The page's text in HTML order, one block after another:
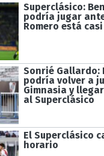
Superclásico:
podría jugar
Romero está
Sonrié Gallardo:
podría volver a
Gimnasia y
al Superclásico
El Superclásico
horario